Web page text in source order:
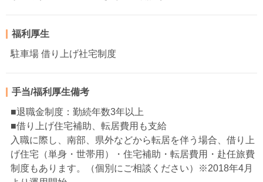
福利厚生
駐車場 借り上げ社宅制度
手当/福利厚生備考
■退職金制度：勤続年数3年以上
■借り上げ住宅補助、転居費用も支給
入職に際し、南部、県外などから転居を伴う場合、借り上
げ住宅（単身・世帯用）・住宅補助・転居費用・赴任旅費
制度もあります。（個別にご相談ください）※2018年4月